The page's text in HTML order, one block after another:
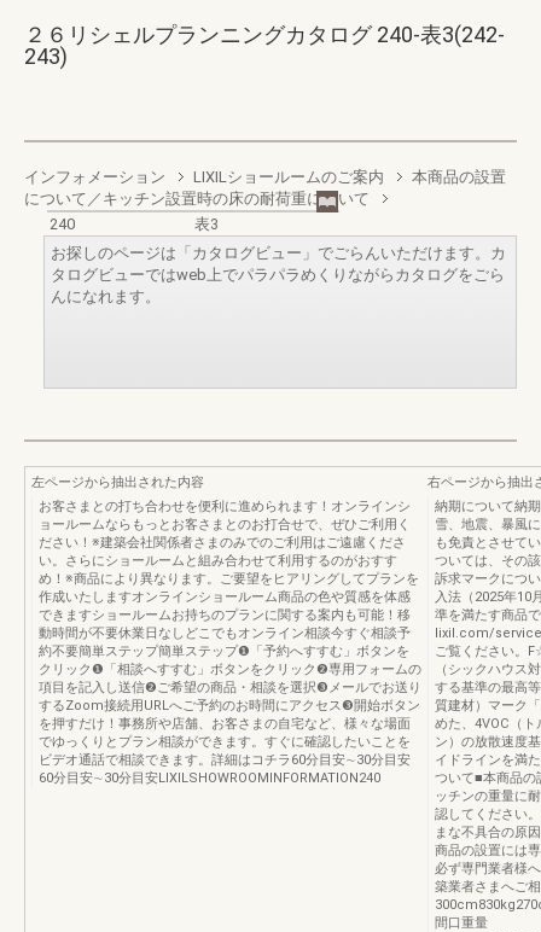
２６リシェルプランニングカタログ 240-表3(242-
243)
インフォメーション LIXILショールームのご案内
本商品の設置
について／キッチン設置時の床の耐荷重について
240
表3
お探しのページは「カタログビュー」でごらんいただけます。カ
タログビューではweb上でパラパラめくりながらカタログをごら
んになれます。
左ページから抽出された内容
お客さまとの打ち合わせを便利に進められます！オンラインシ
ョールームならもっとお客さまとのお打合せで、ぜひご利用く
ださい！※建築会社関係者さまのみでのご利用はご遠慮くださ
い。さらにショールームと組み合わせて利用するのがおすす
め！※商品により異なります。ご要望をヒアリングしてプランを
作成いたしますオンラインショールーム商品の色や質感を体感
できますショールームお持ちのプランに関する案内も可能！移
動時間が不要休業日なしどこでもオンライン相談今すぐ相談予
約不要簡単ステップ簡単ステップ❶「予約へすすむ」ボタンを
クリック❶「相談へすすむ」ボタンをクリック❷専用フォームの
項目を記入し送信❷ご希望の商品・相談を選択❸メールでお送り
するZoom接続用URLへご予約のお時間にアクセス❸開始ボタン
を押すだけ！事務所や店舗、お客さまの自宅など、様々な場面
でゆっくりとプラン相談ができます。すぐに確認したいことを
ビデオ通話で相談できます。詳細はコチラ60分目安∼30分目安
60分目安∼30分目安LIXILSHOWROOMINFORMATION240
右ページから抽出
納期について納
雪、地震、暴風
も免責とさせて
ついては、その
訴求マークにつ
入法（2025年10
準を満たす商品
lixil.com/
ご覧ください。
（シックハウス
する基準の最高
質建材）マーク
めた、4VOC（
ン）の放散速度
イドラインを満
ついて■本商品の
ッチンの重量に
認してください
まな不具合の原
商品の設置には
必ず専門業者様
築業者さまへご
間口重量